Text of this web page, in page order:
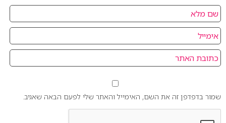
שמור בדפדפן זה את השם, האימייל והאתר שלי לפעם הבאה שאגיב.